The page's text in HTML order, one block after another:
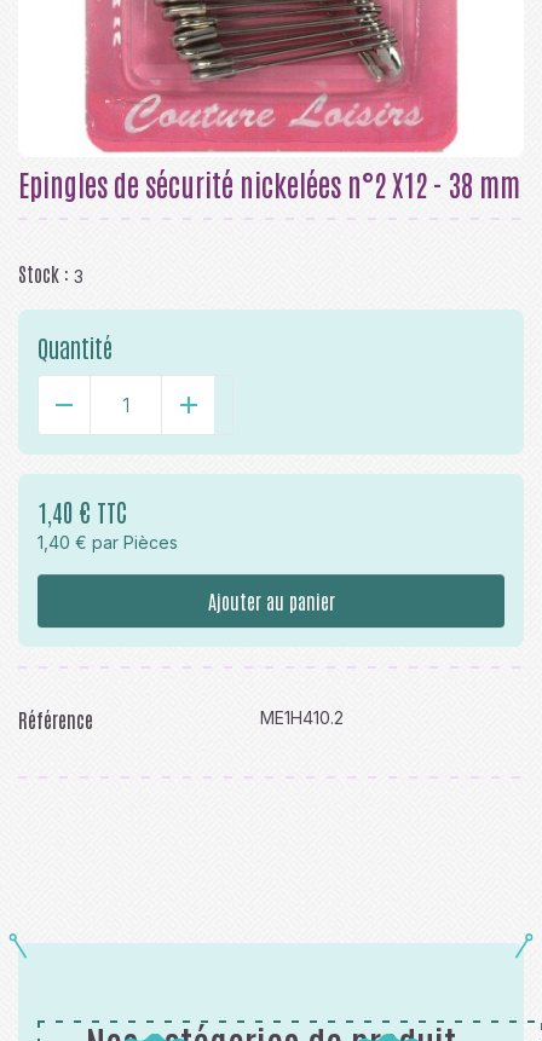
Epingles de sécurité nickelées n°2 X12 - 38 mm
Stock : 3
Quantité
- +
1,40 € TTC
1,40 € par Pièces
Ajouter au panier
Référence ME1H410.2